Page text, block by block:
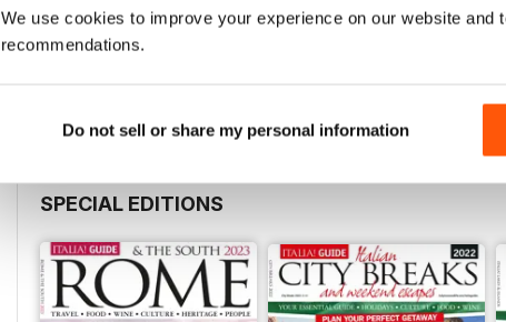
We use cookies to improve your experience on our website and
recommendations.
Do not sell or share my personal information
Venice and Veneto
Acquista per€9,99
Milan & The North 2025
SPECIAL EDITIONS